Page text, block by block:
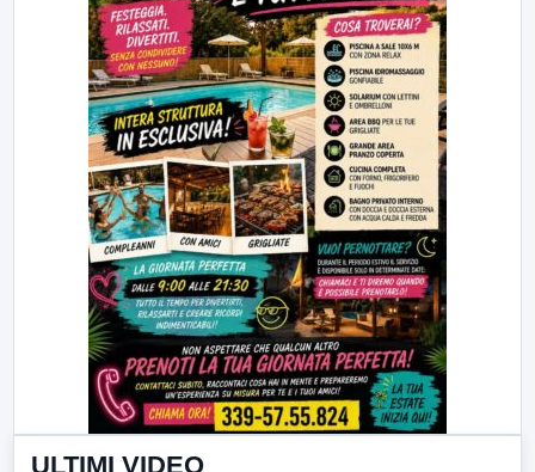
ULTIMI VIDEO